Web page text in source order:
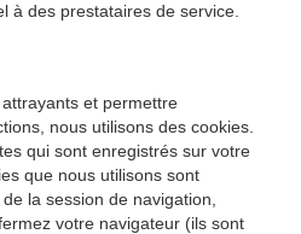
à des prestataires de service.
et permettre
nous utilisons des cookies.
qui sont enregistrés sur votre
que nous utilisons sont
la session de navigation,
votre navigateur (ils sont